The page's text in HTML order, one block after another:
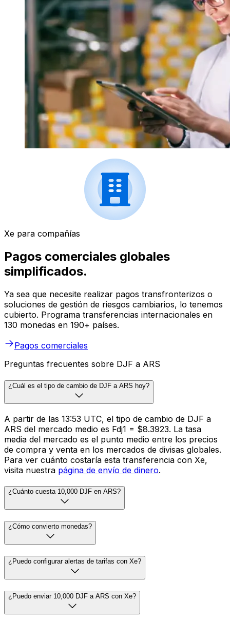
Xe para compañías
Pagos comerciales globales
simplificados.
Ya sea que necesite realizar pagos transfronterizos o
soluciones de gestión de riesgos cambiarios, lo tenemos
cubierto. Programa transferencias internacionales en
130 monedas en 190+ países.
Pagos comerciales
Preguntas frecuentes sobre DJF a ARS
¿Cuál es el tipo de cambio de DJF a ARS hoy?
A partir de las 13:53 UTC, el tipo de cambio de DJF a
ARS del mercado medio es Fdj1 = $8.3923. La tasa
media del mercado es el punto medio entre los precios
de compra y venta en los mercados de divisas globales.
Para ver cuánto costaría esta transferencia con Xe,
visita nuestra página de envío de dinero.
¿Cuánto cuesta 10,000 DJF en ARS?
¿Cómo convierto monedas?
¿Puedo configurar alertas de tarifas con Xe?
¿Puedo enviar 10,000 DJF a ARS con Xe?